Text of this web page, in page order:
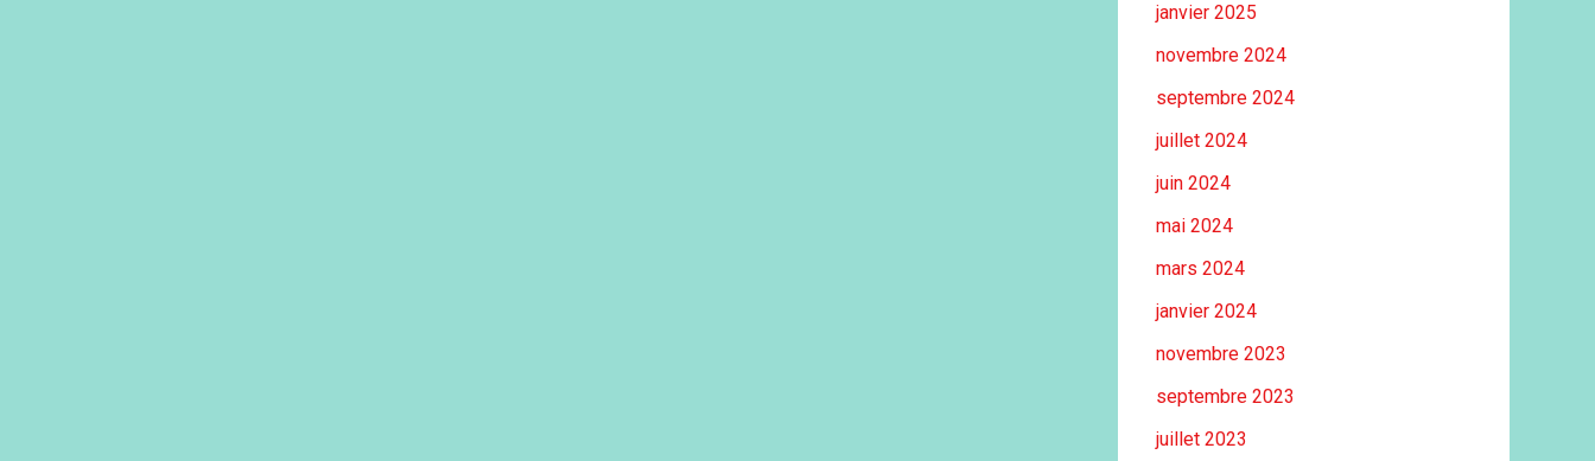
janvier 2025
novembre 2024
septembre 2024
juillet 2024
juin 2024
mai 2024
mars 2024
janvier 2024
novembre 2023
septembre 2023
juillet 2023